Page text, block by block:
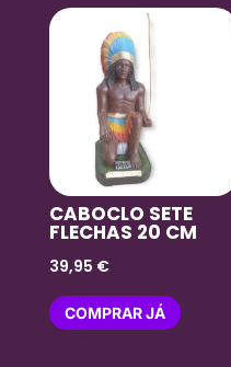
CABOCLO SETE
FLECHAS 20 CM
39,95 €
COMPRAR JÁ